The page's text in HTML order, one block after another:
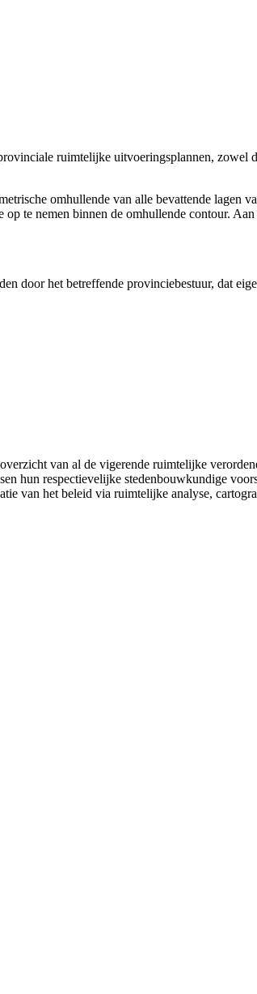
ruimtelijke uitvoeringsplannen,
omhullende van alle bevattende lagen
te nemen binnen de omhullende contour.
door het betreffende provinciebestuur, dat
van al de vigerende ruimtelijke
hun respectievelijke stedenbouwkundige
van het beleid via ruimtelijke analyse,